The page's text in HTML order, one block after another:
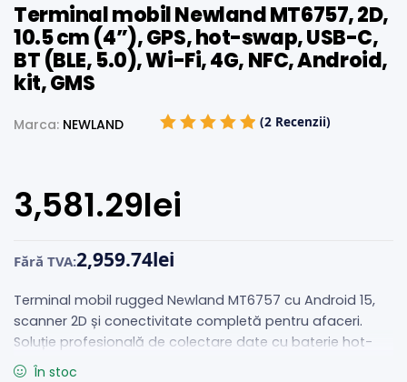
Terminal mobil Newland MT6757, 2D,
10.5 cm (4”), GPS, hot-swap, USB-C,
BT (BLE, 5.0), Wi-Fi, 4G, NFC, Android,
kit, GMS
Marca: NEWLAND
baza unei
singure
(2 Recenzii)
3,581.29lei
Fără TVA:2,959.74lei
Terminal mobil rugged Newland MT6757 cu Android 15,
scanner 2D și conectivitate completă pentru afaceri.
Soluție profesională de colectare date cu baterie hot-
swap.În stoc